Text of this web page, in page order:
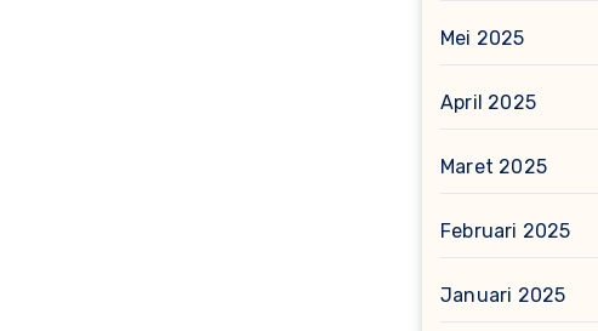
Mei 2025
April 2025
Maret 2025
Februari 2025
Januari 2025